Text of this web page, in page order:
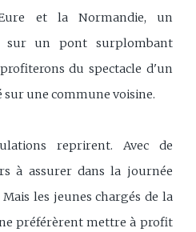
et la Normandie, un
sur un pont surplombant
du spectacle d'un
une commune voisine.
reprirent. Avec de
à assurer dans la journée
les jeunes chargés de la
préférèrent mettre à profit